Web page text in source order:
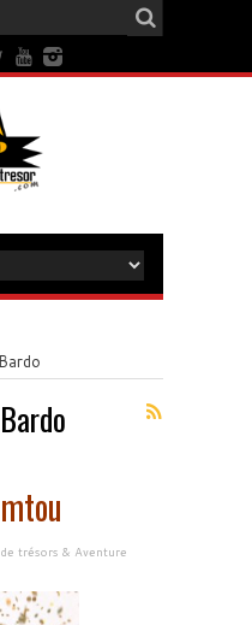
de trésors & Aventure